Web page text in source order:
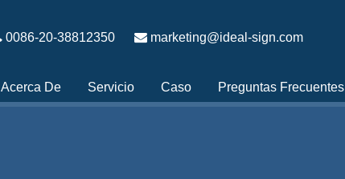
0086-20-38812350 marketing@ideal-sign.com
Acerca De Servicio Caso Preguntas Frecuentes